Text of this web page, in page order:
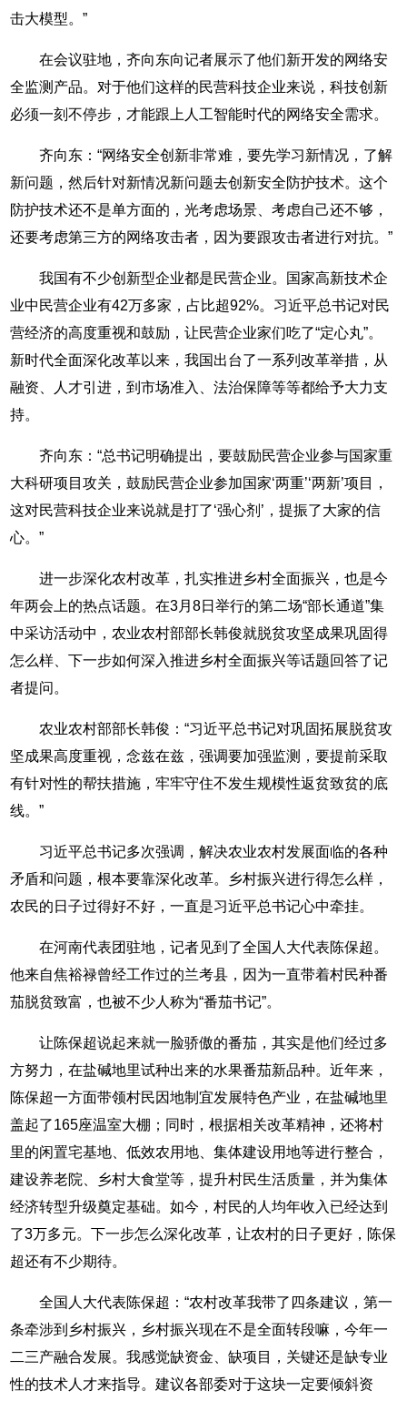
击大模型。”
在会议驻地，齐向东向记者展示了他们新开发的网络安
全监测产品。对于他们这样的民营科技企业来说，科技创新
必须一刻不停步，才能跟上人工智能时代的网络安全需求。
齐向东：“网络安全创新非常难，要先学习新情况，了解
新问题，然后针对新情况新问题去创新安全防护技术。这个
防护技术还不是单方面的，光考虑场景、考虑自己还不够，
还要考虑第三方的网络攻击者，因为要跟攻击者进行对抗。”
我国有不少创新型企业都是民营企业。国家高新技术企
业中民营企业有42万多家，占比超92%。习近平总书记对民
营经济的高度重视和鼓励，让民营企业家们吃了“定心丸”。
新时代全面深化改革以来，我国出台了一系列改革举措，从
融资、人才引进，到市场准入、法治保障等等都给予大力支
持。
齐向东：“总书记明确提出，要鼓励民营企业参与国家重
大科研项目攻关，鼓励民营企业参加国家‘两重’‘两新’项目，
这对民营科技企业来说就是打了‘强心剂’，提振了大家的信
心。”
进一步深化农村改革，扎实推进乡村全面振兴，也是今
年两会上的热点话题。在3月8日举行的第二场“部长通道”集
中采访活动中，农业农村部部长韩俊就脱贫攻坚成果巩固得
怎么样、下一步如何深入推进乡村全面振兴等话题回答了记
者提问。
农业农村部部长韩俊：“习近平总书记对巩固拓展脱贫攻
坚成果高度重视，念兹在兹，强调要加强监测，要提前采取
有针对性的帮扶措施，牢牢守住不发生规模性返贫致贫的底
线。”
习近平总书记多次强调，解决农业农村发展面临的各种
矛盾和问题，根本要靠深化改革。乡村振兴进行得怎么样，
农民的日子过得好不好，一直是习近平总书记心中牵挂。
在河南代表团驻地，记者见到了全国人大代表陈保超。
他来自焦裕禄曾经工作过的兰考县，因为一直带着村民种番
茄脱贫致富，也被不少人称为“番茄书记”。
让陈保超说起来就一脸骄傲的番茄，其实是他们经过多
方努力，在盐碱地里试种出来的水果番茄新品种。近年来，
陈保超一方面带领村民因地制宜发展特色产业，在盐碱地里
盖起了165座温室大棚；同时，根据相关改革精神，还将村
里的闲置宅基地、低效农用地、集体建设用地等进行整合，
建设养老院、乡村大食堂等，提升村民生活质量，并为集体
经济转型升级奠定基础。如今，村民的人均年收入已经达到
了3万多元。下一步怎么深化改革，让农村的日子更好，陈保
超还有不少期待。
全国人大代表陈保超：“农村改革我带了四条建议，第一
条牵涉到乡村振兴，乡村振兴现在不是全面转段嘛，今年一
二三产融合发展。我感觉缺资金、缺项目，关键还是缺专业
性的技术人才来指导。建议各部委对于这块一定要倾斜资